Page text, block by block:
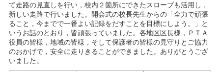
て走路の見直しを行い，校内２箇所にできたスロープも活用し，
新しい走路で行いました。開会式の校長先生からの「全力で頑張
ること，今までで一番よい記録をだすことを目標にしよう。」と
いうお話のとおり，皆頑張っていました。各地区区長様，ＰＴＡ
役員の皆様，地域の皆様，そして保護者の皆様の見守りとご協力
のおかげで，安全に走りきることができました。ありがとうござ
いました。